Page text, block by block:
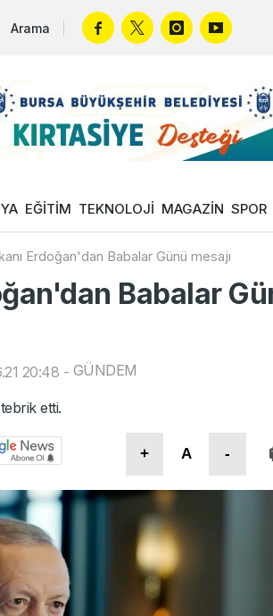
Arama
EĞİTİM TEKNOLOJİ MAGAZİN SPOR
Erdoğan'dan Babalar Günü mesajı
Babalar
20:48 - GÜNDEM
etti.
+ A -